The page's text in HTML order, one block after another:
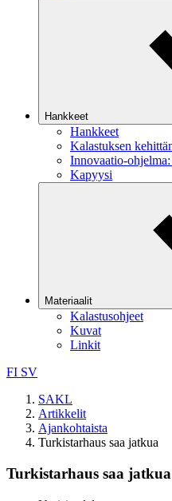
Hankkeet
Hankkeet
Kalastuksen
Innovaatio-
Kapyysi
Materiaalit
Kalastusohjeet
Kuvat
Linkit
FI SV
SAKL
Artikkelit
Ajankohtaista
Turkistarhaus saa jatkua
Turkistarhaus saa jatkua